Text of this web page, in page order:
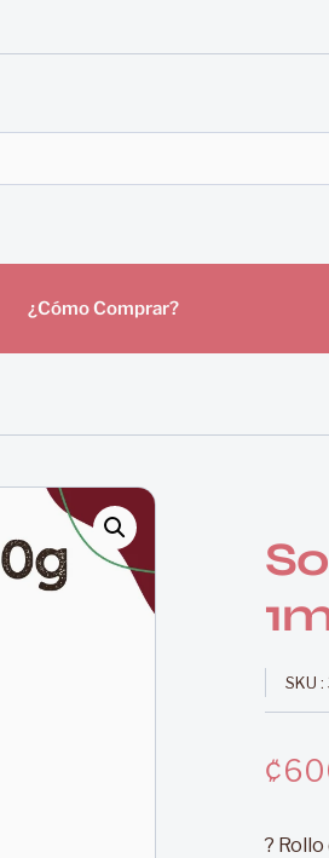
¿Cómo Comprar?
SKU
₡
?